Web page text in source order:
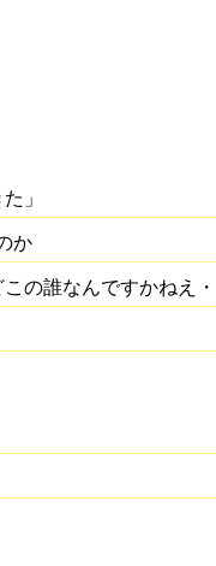
」
か
の誰なんですかねえ・